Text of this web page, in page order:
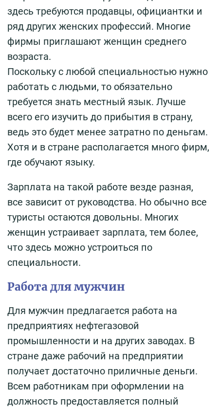
здесь требуются продавцы, официантки и
ряд других женских профессий. Многие
фирмы приглашают женщин среднего
возраста.
Поскольку с любой специальностью нужно
работать с людьми, то обязательно
требуется знать местный язык. Лучше
всего его изучить до прибытия в страну,
ведь это будет менее затратно по деньгам.
Хотя и в стране располагается много фирм,
где обучают языку.
Зарплата на такой работе везде разная,
все зависит от руководства. Но обычно все
туристы остаются довольны. Многих
женщин устраивает зарплата, тем более,
что здесь можно устроиться по
специальности.
Работа для мужчин
Для мужчин предлагается работа на
предприятиях нефтегазовой
промышленности и на других заводах. В
стране даже рабочий на предприятии
получает достаточно приличные деньги.
Всем работникам при оформлении на
должность предоставляется полный